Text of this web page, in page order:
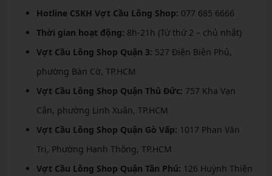
Hotline CSKH Vợt Cầu Lông Shop: 077 685 6666
Thời gian hoạt động: 8h-21h (Từ thứ 2 – chủ nhật)
Vợt Cầu Lông Shop Quận 3: 527 Điện Biên Phủ,
phường Bàn Cờ, TP.HCM
Vợt Cầu Lông Shop Quận Thủ Đức: 757 Kha Vạn
Cân, phường Linh Xuân, TP.HCM
Vợt Cầu Lông Shop Quận Gò Vấp: 1017 Phan Văn
Trị, Phường Hạnh Thông, TP.HCM
Vợt Cầu Lông Shop Quận Tân Phú: 126 Huỳnh Thiện